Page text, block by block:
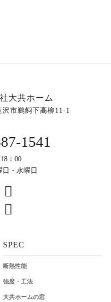
大共ホーム
沢市鵜飼下高柳11-1
1541
：00
日・水曜日
SPEC
断熱性能
強度・工法
大共ホームの窓